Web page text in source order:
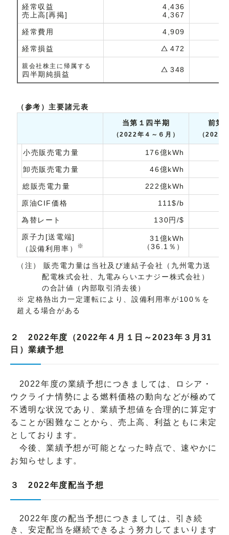
経常収益
売上高[再掲]
4,436
4,367
経常費用 4,909
経常損益 472
親会社株主に帰属する
四半期純損益
348
（参考）主要諸元表
当第１四半期
（2022年４～６月）
前第
（2021
小売販売電力量 176億kWh
卸売販売電力量 46億kWh
総販売電力量 222億kWh
原油CIF価格 111$/b
為替レート 130円/$
原子力[送電端]
（設備利用率）
※
31億kWh
（36.1％）
（注） 販売電力量は当社及び連結子会社（九州電力送
配電株式会社、九電みらいエナジー株式会社）
の合計値（内部取引消去後）
※ 定格熱出力一定運転により、設備利用率が100％を
超える場合がある
２ 2022年度（2022年４月１日～2023年３月31
日）業績予想
2022年度の業績予想につきましては、ロシア・
ウクライナ情勢による燃料価格の動向などが極めて
不透明な状況であり、業績予想値を合理的に算定す
ることが困難なことから、売上高、利益ともに未定
としております。
今後、業績予想が可能となった時点で、速やかに
お知らせします。
３ 2022年度配当予想
2022年度の配当予想につきましては、引き続
き、安定配当を継続できるよう努力してまいります